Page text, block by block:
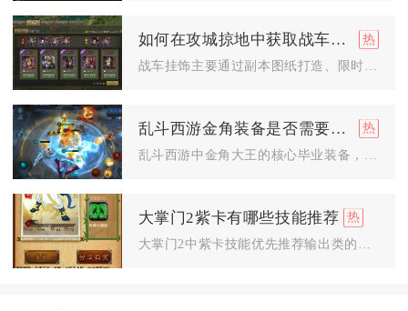
如何在攻城掠地中获取战车挂饰
乱斗西游金角装备是否需要购买保险
大掌门2紫卡有哪些技能推荐